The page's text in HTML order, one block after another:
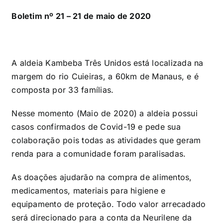
Boletim nº 21 – 21 de maio de 2020
A aldeia Kambeba Três Unidos está localizada na
margem do rio Cuieiras, a 60km de Manaus, e é
composta por 33 famílias.
Nesse momento (Maio de 2020) a aldeia possui
casos confirmados de Covid-19 e pede sua
colaboração pois todas as atividades que geram
renda para a comunidade foram paralisadas.
As doações ajudarão na compra de alimentos,
medicamentos, materiais para higiene e
equipamento de proteção. Todo valor arrecadado
será direcionado para a conta da Neurilene da